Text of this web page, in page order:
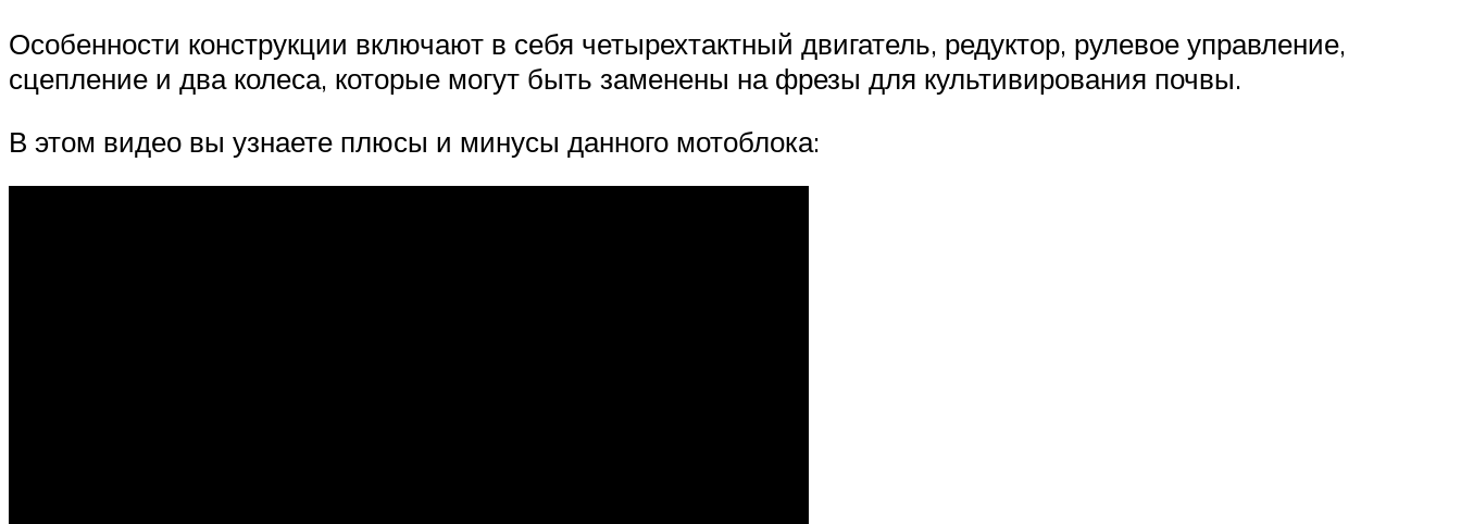
Особенности конструкции включают в себя четырехтактный двигатель, редуктор, рулевое управление,
сцепление и два колеса, которые могут быть заменены на фрезы для культивирования почвы.
В этом видео вы узнаете плюсы и минусы данного мотоблока: